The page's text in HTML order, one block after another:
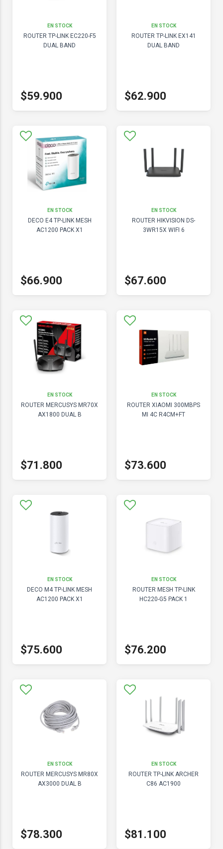
EN STOCK
ROUTER TP-LINK EC220-F5
DUAL BAND
$59.900
EN STOCK
ROUTER TP-LINK EX141
DUAL BAND
$62.900
EN STOCK
DECO E4 TP-LINK MESH
AC1200 PACK X1
$66.900
EN STOCK
ROUTER HIKVISION DS-
3WR15X WIFI 6
$67.600
EN STOCK
ROUTER MERCUSYS MR70X
AX1800 DUAL B
$71.800
EN STOCK
ROUTER XIAOMI 300MBPS
MI 4C R4CM+FT
$73.600
EN STOCK
DECO M4 TP-LINK MESH
AC1200 PACK X1
$75.600
EN STOCK
ROUTER MESH TP-LINK
HC220-G5 PACK 1
$76.200
EN STOCK
ROUTER MERCUSYS MR80X
AX3000 DUAL B
$78.300
EN STOCK
ROUTER TP-LINK ARCHER
C86 AC1900
$81.100